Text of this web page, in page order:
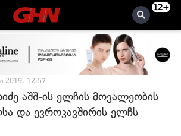
12+
2019, 12:57
აშშ-ის ელჩის მოვალეობის
და ევროკავშირის ელჩს